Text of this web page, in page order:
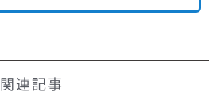
関連記事